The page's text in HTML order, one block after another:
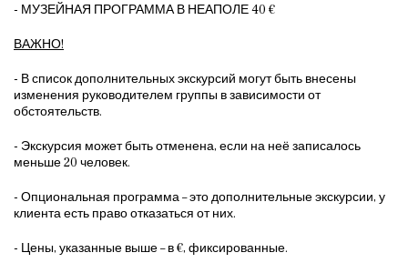
- МУЗЕЙНАЯ ПРОГРАММА В НЕАПОЛЕ 40 €
ВАЖНО!
- В список дополнительных экскурсий могут быть внесены
изменения руководителем группы в зависимости от
обстоятельств.
- Экскурсия может быть отменена, если на неё записалось
меньше 20 человек.
- Опциональная программа – это дополнительные экскурсии, у
клиента есть право отказаться от них.
- Цены, указанные выше – в €, фиксированные.